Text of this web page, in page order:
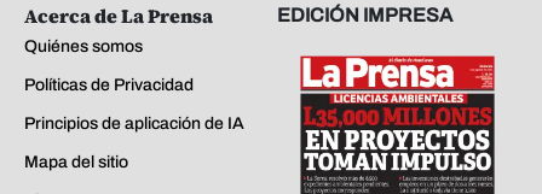
Acerca de La Prensa
Quiénes somos
Políticas de Privacidad
Principios de aplicación de IA
Mapa del sitio
EDICIÓN IMPRESA